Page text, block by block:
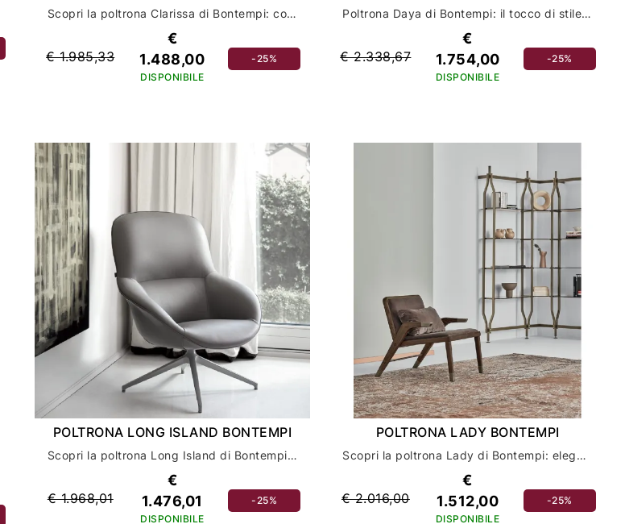
Scopri la poltrona Clarissa di Bontempi: comfort e design per il tuo salotto
€ 1.985,33
€
1.488,00
DISPONIBILE
-25%
Poltrona Daya di Bontempi: il tocco di stile perfetto per il tuo salotto
€ 2.338,67
€
1.754,00
DISPONIBILE
-25%
POLTRONA LONG ISLAND BONTEMPI
Scopri la poltrona Long Island di Bontempi: comfort e stile per il tuo salotto
€ 1.968,01
€
1.476,01
DISPONIBILE
-25%
POLTRONA LADY BONTEMPI
Scopri la poltrona Lady di Bontempi: eleganza e comfort per il tuo salotto
€ 2.016,00
€
1.512,00
DISPONIBILE
-25%